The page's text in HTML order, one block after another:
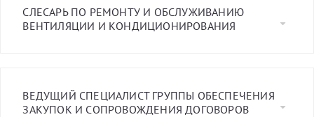
СЛЕСАРЬ ПО РЕМОНТУ И ОБСЛУЖИВАНИЮ
ВЕНТИЛЯЦИИ И КОНДИЦИОНИРОВАНИЯ
ВЕДУЩИЙ СПЕЦИАЛИСТ ГРУППЫ ОБЕСПЕЧЕНИЯ
ЗАКУПОК И СОПРОВОЖДЕНИЯ ДОГОВОРОВ